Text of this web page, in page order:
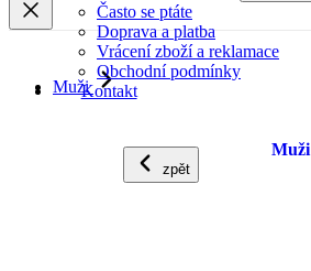
Často se ptáte
Doprava a platba
Vrácení zboží a reklamace
Obchodní podmínky
Kontakt
Muži
zpět
Muži